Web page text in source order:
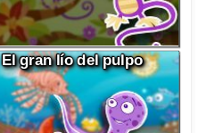
El gran lío del pulpo